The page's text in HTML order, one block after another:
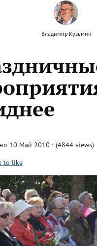
Владимир Кузьмин
10 Май 2010 · (4844 views)
to like